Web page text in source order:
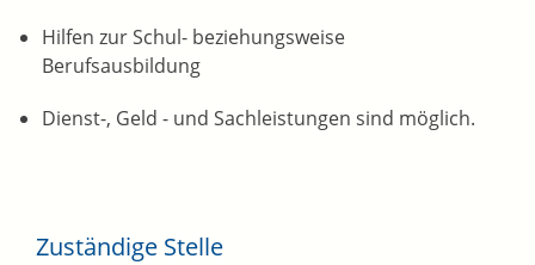
Hilfen zur Schul- beziehungsweise
Berufsausbildung
Dienst-, Geld - und Sachleistungen sind möglich.
Zuständige Stelle